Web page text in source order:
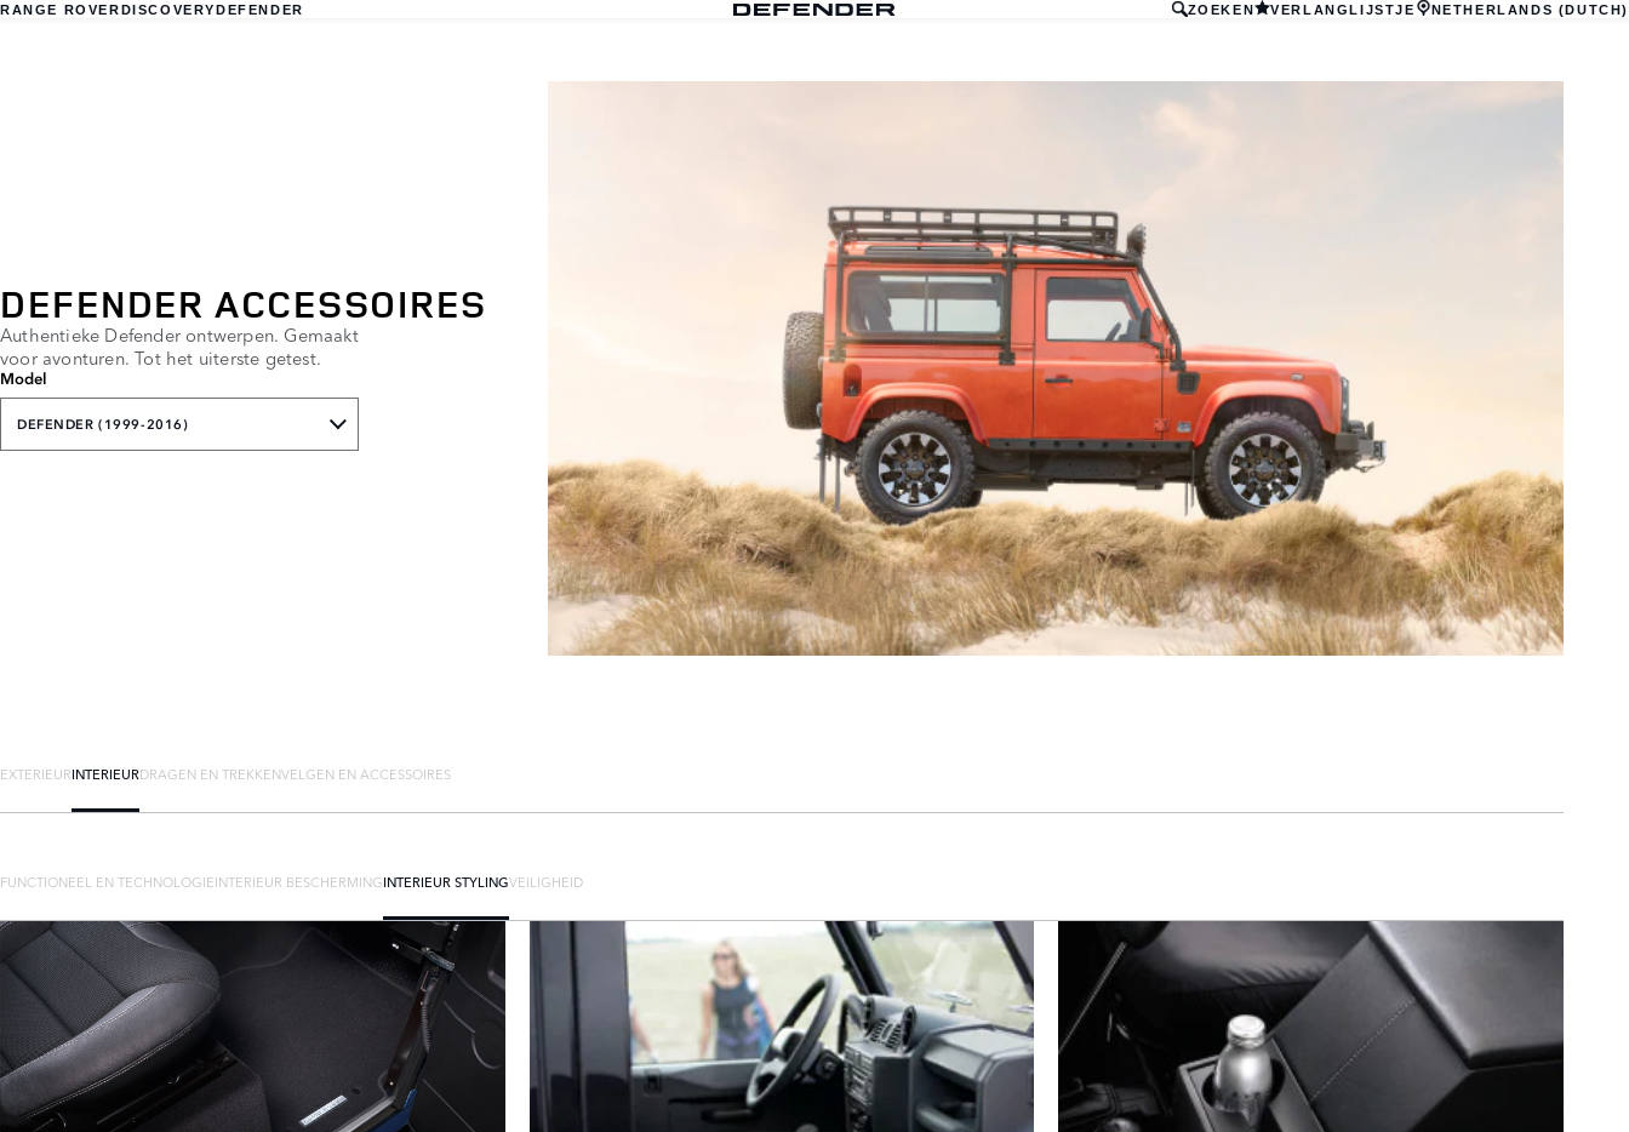
RANGE ROVERDISCOVERYDEFENDER ZOEKEN VERLANGLIJSTJE NETHERLANDS (DUTCH)
DEFENDER ACCESSOIRES
Authentieke Defender ontwerpen. Gemaakt
voor avonturen. Tot het uiterste getest.
Model
DEFENDER (1999-2016)
EXTERIEURINTERIEURDRAGEN EN TREKKENVELGEN EN ACCESSOIRES
FUNCTIONEEL EN TECHNOLOGIEINTERIEUR BESCHERMINGINTERIEUR STYLINGVEILIGHEID